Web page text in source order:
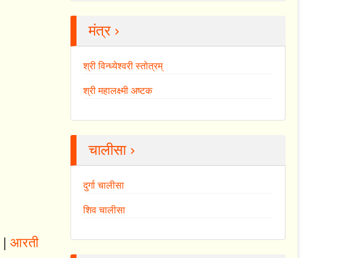
आरती
मंत्र ›
श्री विन्ध्येश्वरी स्तोत्रम्
श्री महालक्ष्मी अष्टक
चालीसा ›
दुर्गा चालीसा
शिव चालीसा